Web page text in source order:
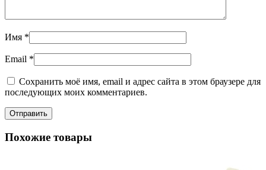
Имя *
Email *
Сохранить моё имя, email и адрес сайта в этом браузере для
последующих моих комментариев.
Похожие товары